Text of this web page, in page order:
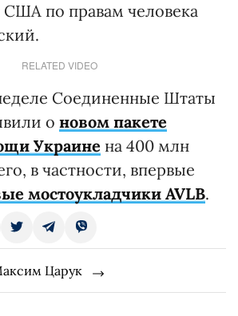
США по правам человека
RELATED VIDEO
Соединенные Штаты
о новом пакете
Украине на 400 млн
в частности, впервые
мостоукладчики AVLB.
Царук